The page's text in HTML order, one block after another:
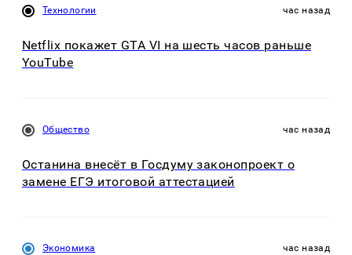
Технологии час назад
Netflix покажет GTA VI на шесть часов раньше
YouTube
Общество час назад
Останина внесёт в Госдуму законопроект о
замене ЕГЭ итоговой аттестацией
Экономика час назад